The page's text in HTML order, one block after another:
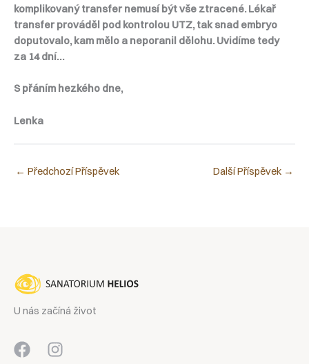
komplikovaný transfer nemusí být vše ztracené. Lékař
transfer prováděl pod kontrolou UTZ, tak snad embryo
doputovalo, kam mělo a neporanil dělohu. Uvidíme tedy
za 14 dní…
S přáním hezkého dne,
Lenka
← Předchozí Příspěvek Další Příspěvek →
U nás začíná život